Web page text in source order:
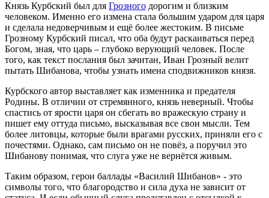
Князь Курбский был для Грозного дорогим и близким
человеком. Именно его измена стала большим ударом для царя
и сделала недоверчивым и ещё более жестоким. В письме
Грозному Курбский писал, что оба будут раскаиваться перед
Богом, зная, что царь – глубоко верующий человек. После
того, как текст послания был зачитан, Иван Грозный велит
пытать Шибанова, чтобы узнать имена сподвижников князя.
Курбского автор выставляет как изменника и предателя
Родины. В отличии от стремянного, князь неверный. Чтобы
спастись от ярости царя он сбегать во вражескую страну и
пишет ему оттуда письмо, высказывая все свои мысли. Тем
более литовцы, которые были врагами русских, приняли его с
почестями. Однако, сам письмо он не повёз, а поручил это
Шибанову понимая, что слуга уже не вернётся живым.
Таким образом, герои баллады «Василий Шибанов» - это
символы того, что благородство и сила духа не зависит от